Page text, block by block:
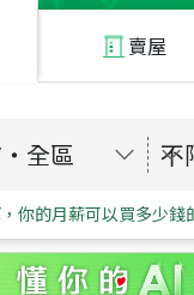
賣屋
・ 全區 不
你的月薪可以買多少錢